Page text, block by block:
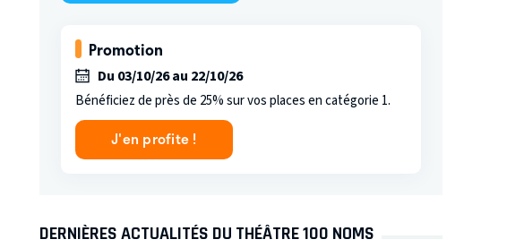
Promotion
Du 03/10/26 au 22/10/26
Bénéficiez de près de 25% sur vos places en catégorie 1.
J'en profite !
DERNIÈRES ACTUALITÉS DU THÉÂTRE 100 NOMS